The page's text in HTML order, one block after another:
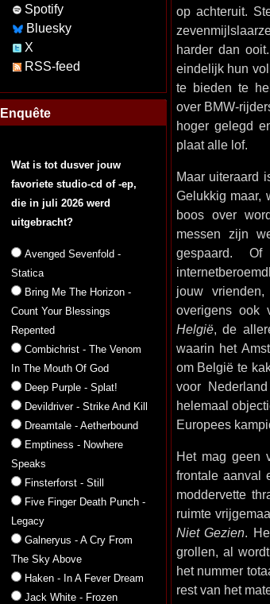
Spotify
Bluesky
X
RSS-feed
Enquête
Wat is tot dusver jouw
favoriete studio-cd of -ep,
die in juli 2026 werd
uitgebracht?
Avenged Sevenfold -
Statica
Bring Me The Horizon -
Count Your Blessings
Repented
Combichrist - The Venom
In The Mouth Of God
Deep Purple - Splat!
Devildriver - Strike And Kill
Dreamtale - Aetherbound
Emptiness - Nowhere
Speaks
Finsterforst - Still
Five Finger Death Punch -
Legacy
Galneryus - A Cry From
The Sky Above
Haken - In A Fever Dream
Jack White - Frozen
op achteruit.
harder dan
eindelijk hun
te bieden te
over BMW-
hoger gelegd
plaat alle lof.
Maar uiteraard
Gelukkig maar,
boos over
messen zijn
gespaard.
jouw
overigens
Helgië, de
waarin het
om België te
voor
helemaal
Europees
Het mag geen
frontale aanval
moddervette
ruimte
Niet Gezien.
grollen, al
het nummer
rest van het